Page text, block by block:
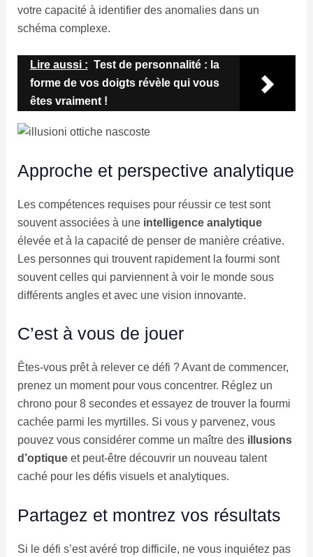
votre capacité à identifier des anomalies dans un
schéma complexe.
Lire aussi : Test de personnalité : la
forme de vos doigts révèle qui vous
êtes vraiment !
Approche et perspective analytique
Les compétences requises pour réussir ce test sont
souvent associées à une intelligence analytique
élevée et à la capacité de penser de manière créative.
Les personnes qui trouvent rapidement la fourmi sont
souvent celles qui parviennent à voir le monde sous
différents angles et avec une vision innovante.
C’est à vous de jouer
Êtes-vous prêt à relever ce défi ? Avant de commencer,
prenez un moment pour vous concentrer. Réglez un
chrono pour 8 secondes et essayez de trouver la fourmi
cachée parmi les myrtilles. Si vous y parvenez, vous
pouvez vous considérer comme un maître des illusions
d’optiqueet peut-être découvrir un nouveau talent
caché pour les défis visuels et analytiques.
Partagez et montrez vos résultats
Si le défi s’est avéré trop difficile, ne vous inquiétez pas